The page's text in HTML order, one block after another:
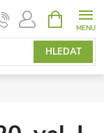
HLEDAT
NÁKUPNÍ
KOŠÍK